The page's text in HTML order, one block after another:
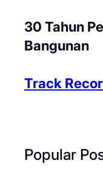
30 Tahun
Bangunan
Track
Popular